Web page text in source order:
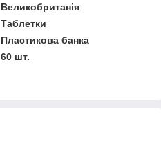
Великобританія
Таблетки
Пластикова банка
60 шт.